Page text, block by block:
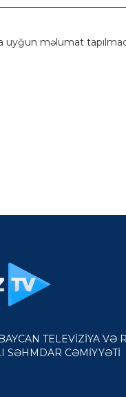
uyğun məlumat
TELEVİZİYA VƏ
SƏHMDAR CƏMİYYƏTİ